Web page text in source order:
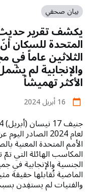
المساعدات
أسبوعه
الرابع
النساء
في
غزة
محرومات
من
الوصول
إلى
إمدادات
صحة
الأمومة
بيان صحفي
يكشف تقرير
المتحدة للسكان
الثلاثين عاماً
والإنجابية لم
الأكثر تهميشاً
calendar_today 16 أبريل 2024
لعام 2024
الأمم المتحدة المعنية
المكاسب الهائلة التي
الجنسية والإنجابية في
الماضية تُقابلها حقيقة
والفتيات لم يستفِدن